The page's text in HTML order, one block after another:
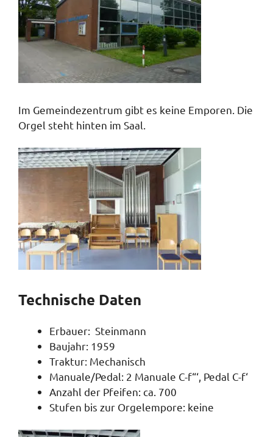
Im Gemeindezentrum gibt es keine Emporen. Die
Orgel steht hinten im Saal.
Technische Daten
Erbauer: Steinmann
Baujahr: 1959
Traktur: Mechanisch
Manuale/Pedal: 2 Manuale C-f“‘, Pedal C-f‘
Anzahl der Pfeifen: ca. 700
Stufen bis zur Orgelempore: keine